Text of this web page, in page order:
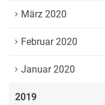
März 2020
Februar 2020
Januar 2020
2019